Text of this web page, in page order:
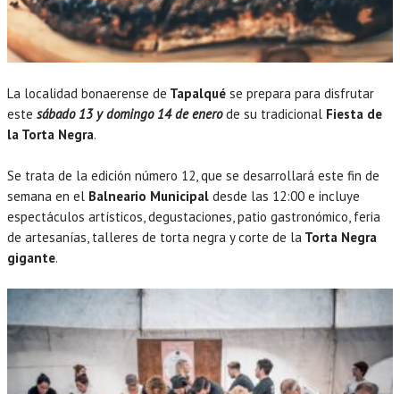
La localidad bonaerense de Tapalqué se prepara para disfrutar
este sábado 13 y domingo 14 de enerode su tradicional Fiesta de
la Torta Negra.
Se trata de la edición número 12, que se desarrollará este fin de
semana en el Balneario Municipal desde las 12:00 e incluye
espectáculos artísticos, degustaciones, patio gastronómico, feria
de artesanías, talleres de torta negra y corte de la Torta Negra
gigante.